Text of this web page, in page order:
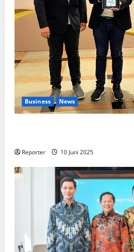
Business News
Reporter 10 Juni 2025